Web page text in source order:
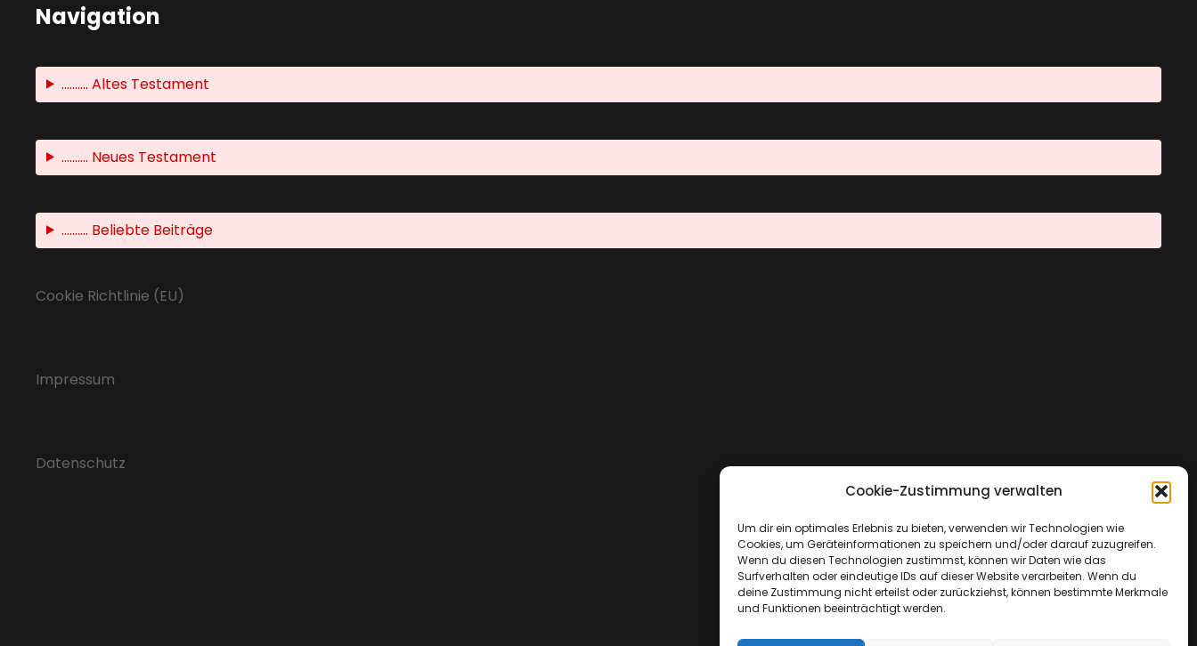
Cookie-Zustimmung verwalten
Um dir ein optimales Erlebnis zu bieten, verwenden wir Technologien wie
Cookies, um Geräteinformationen zu speichern und/oder darauf zuzugreifen.
Wenn du diesen Technologien zustimmst, können wir Daten wie das
Surfverhalten oder eindeutige IDs auf dieser Website verarbeiten. Wenn du
deine Zustimmung nicht erteilst oder zurückziehst, können bestimmte Merkmale
und Funktionen beeinträchtigt werden.
Navigation
.......... Altes Testament
.......... Neues Testament
.......... Beliebte Beiträge
Cookie Richtlinie (EU)
Impressum
Datenschutz